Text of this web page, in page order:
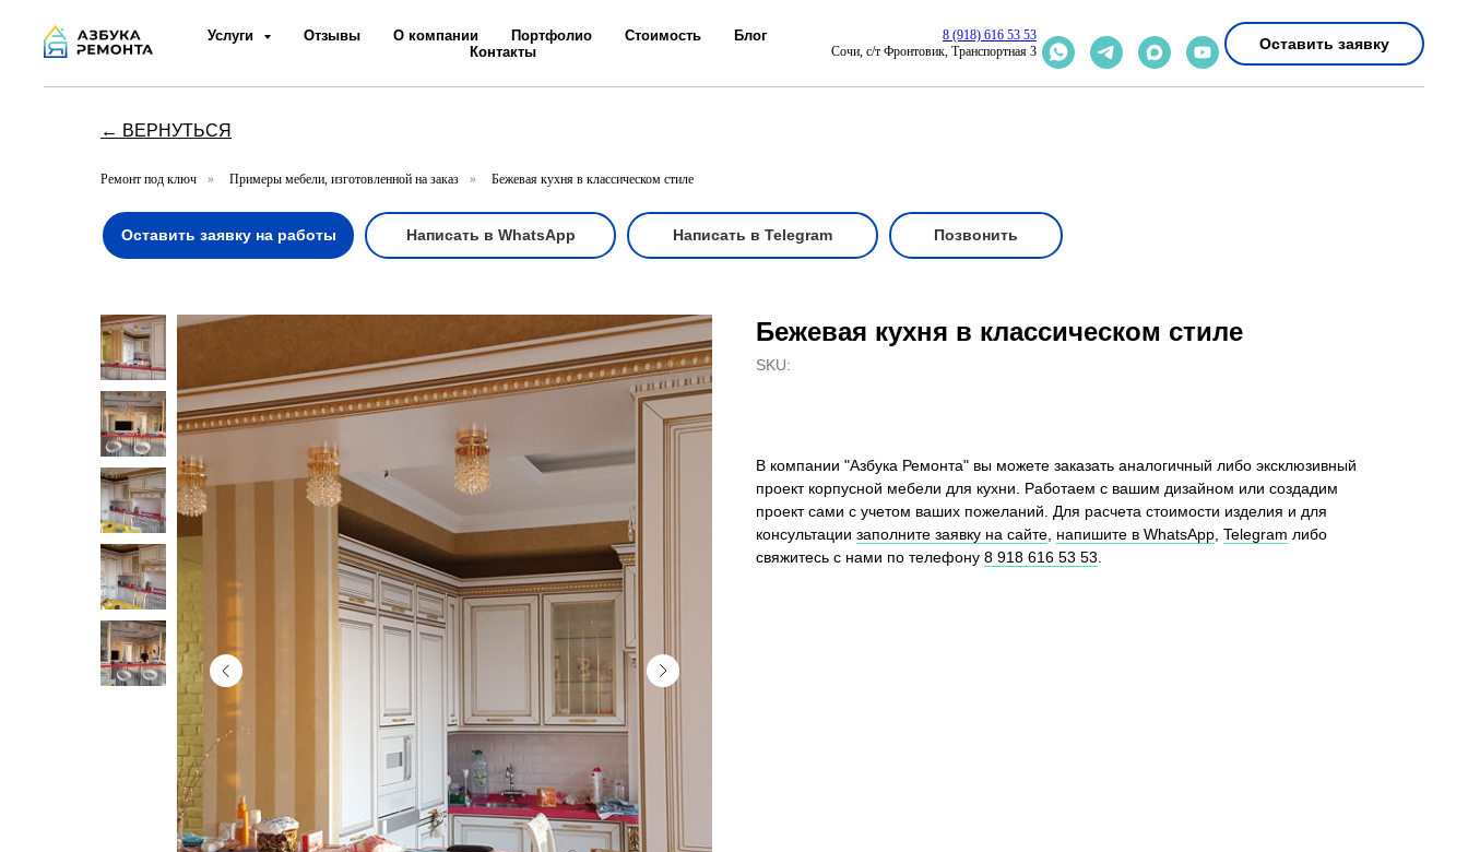
Услуги Отзывы О компании Портфолио Стоимость
Блог
Контакты
8 (918) 616 53 53
Cочи, с/т Фронтовик, Транспортная 3
Оставить заявку
← ВЕРНУТЬСЯ
Ремонт под ключ » Примеры мебели, изготовленной на заказ » Бежевая кухня в классическом стиле
Оставить заявку на работы Написать в WhatsApp Написать в Telegram Позвонить
Бежевая кухня в классическом стиле
SKU:
В компании "Азбука Ремонта" вы можете заказать аналогичный либо эксклюзивный
проект корпусной мебели для кухни. Работаем с вашим дизайном или создадим
проект сами с учетом ваших пожеланий. Для расчета стоимости изделия и для
консультации заполните заявку на сайте напишите в WhatsApp Telegram либо
свяжитесь с нами по телефону 8 918 616 53 53